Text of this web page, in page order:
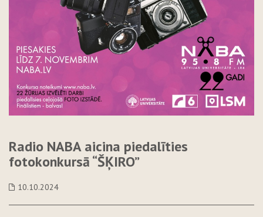
Radio NABA aicina piedalīties
fotokonkursā “ŠĶIRO”
10.10.2024